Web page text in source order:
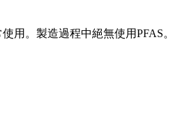
用。製造過程中絕無使用PFAS。